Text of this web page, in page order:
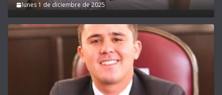
lunes 1 de diciembre de 2025